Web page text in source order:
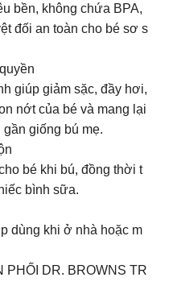
bền, không chứa BPA,
đối an toàn cho bé sơ s
giúp giảm sặc, đầy hơi,
nớt của bé và mang lại
giống bú mẹ.
bé khi bú, đồng thời t
bình sữa.
dùng khi ở nhà hoặc m
DR. BROWNS TR